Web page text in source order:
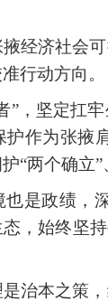
经济社会
行动方向。
”，坚定扛
作为张掖
“两个确立”
是政绩，
，始终坚
治本之策